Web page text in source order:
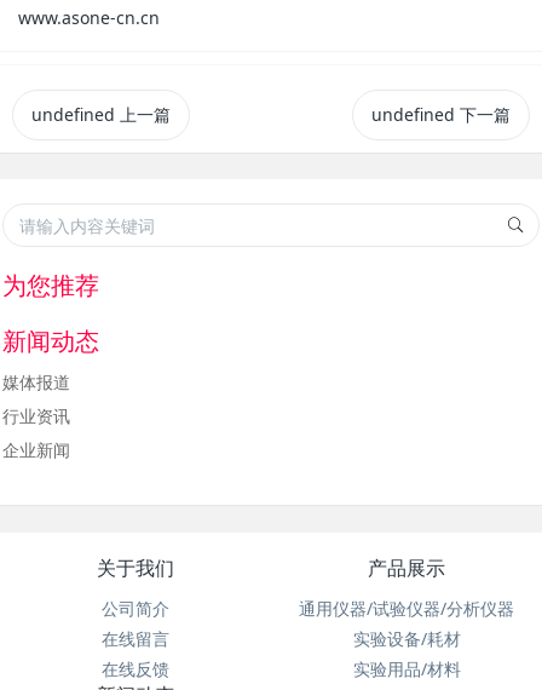
www.asone-cn.cn
undefined 上一篇 undefined 下一篇
为您推荐
新闻动态
媒体报道
行业资讯
企业新闻
关于我们
公司简介
在线留言
在线反馈
产品展示
通用仪器/试验仪器/分析仪器
实验设备/耗材
实验用品/材料